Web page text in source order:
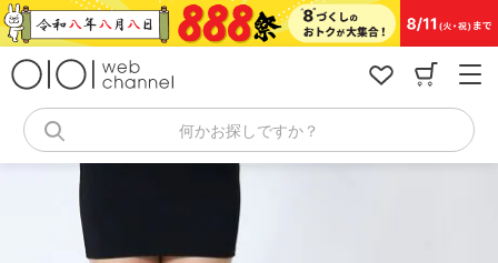
コ
ン
キ
何かお探しですか？